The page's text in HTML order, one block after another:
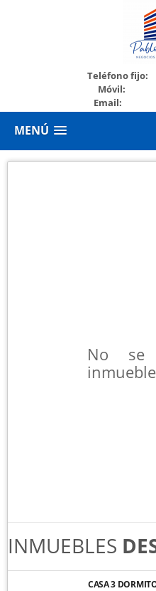
Teléfono fijo:
Móvil:
Email:
MENÚ
No se
INMUEBLES
CASA 3